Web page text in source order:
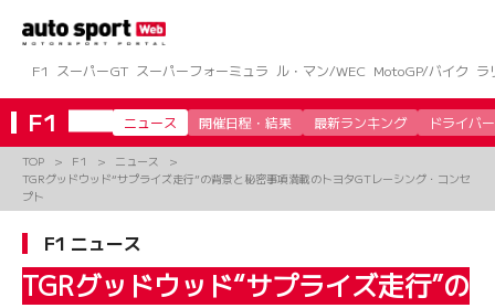
ツ
へ
ス
キ
F1 スーパーGT スーパーフォーミュラ ル・マン/WEC MotoGP/バイク ラ
F1 ニュース 開催日程・結果 最新ランキング ドライバー
TOP F1
ニュース
TGRグッドウッド“サプライズ走行”の背景と秘密事項満載のトヨタGTレーシング・コンセ
プト
F1 ニュース
TGRグッドウッド“サプライズ走行”の